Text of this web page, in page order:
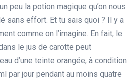
peu la potion magique qu’on nous
sans effort. Et tu sais quoi ? Il y a
comme on l’imagine. En fait, le
le jus de carotte peut
d’une teinte orangée, à condition
par jour pendant au moins quatre